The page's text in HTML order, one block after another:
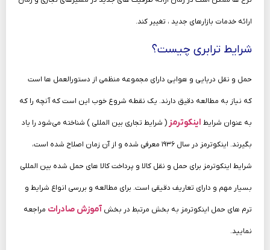
ارائه خدمات بازارهای جدید ، تغییر کند.
شرایط ترابری چیست؟
حمل‌ و نقل دریایی و هوایی دارای مجموعه منظمی از دستورالعمل‌ ها است
که نیاز به مطالعه دقیق دارند. یک نقطه شروع خوب این است که آنچه را که
به‌ عنوان شرایط اینکوترمز ( شرایط تجاری بین‌ المللی ) شناخته می‌شود را یاد
بگیرند. اینکوترمز در سال ۱۹۳۶ معرفی‌ شده و از آن زمان اصلاح‌ شده است،
شرایط اینکوترمز برای حمل‌ و نقل کالا و پرداخت کالا های حمل شده بین المللی
بسیار مهم و دارای تعاریف دقیقی است. برای مطالعه و بررسی انواع شرایط و
ترم های حمل اینکوترمز به بخش مرتبط در بخش آموزش صادرات مراجعه
نمایید.